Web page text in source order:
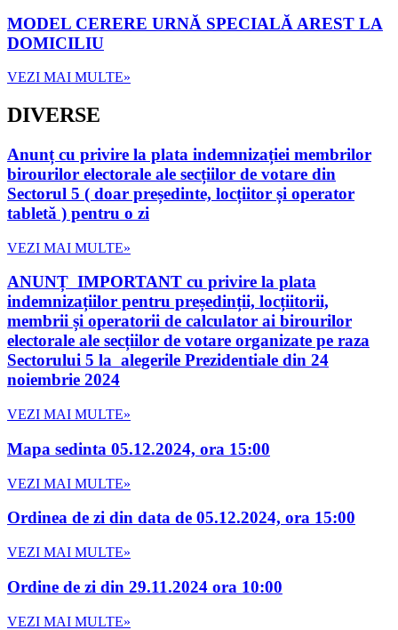
MODEL CERERE URNĂ SPECIALĂ AREST LA
DOMICILIU
VEZI MAI MULTE»
DIVERSE
Anunț cu privire la plata indemnizației membrilor
birourilor electorale ale secțiilor de votare din
Sectorul 5 ( doar președinte, locțiitor și operator
tabletă ) pentru o zi
VEZI MAI MULTE»
ANUNȚ IMPORTANT cu privire la plata
indemnizațiilor pentru președinții, locțiitorii,
membrii și operatorii de calculator ai birourilor
electorale ale secțiilor de votare organizate pe raza
Sectorului 5 la alegerile Prezidentiale din 24
noiembrie 2024
VEZI MAI MULTE»
Mapa sedinta 05.12.2024, ora 15:00
VEZI MAI MULTE»
Ordinea de zi din data de 05.12.2024, ora 15:00
VEZI MAI MULTE»
Ordine de zi din 29.11.2024 ora 10:00
VEZI MAI MULTE»